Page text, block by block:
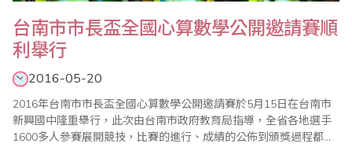
台南市市長盃全國心算數學公開邀請賽順
利舉行
2016-05-20
2016年台南市市長盃全國心算數學公開邀請賽於5月15日在台南市
新興國中隆重舉行，此次由台南市政府教育局指導，全省各地選手
1600多人參賽展開競技，比賽的進行、成績的公佈到頒獎過程都很